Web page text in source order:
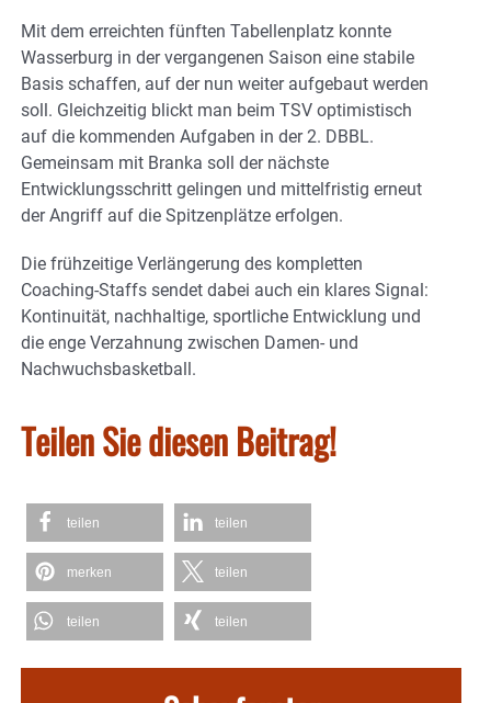
Mit dem erreichten fünften Tabellenplatz konnte
Wasserburg in der vergangenen Saison eine stabile
Basis schaffen, auf der nun weiter aufgebaut werden
soll. Gleichzeitig blickt man beim TSV optimistisch
auf die kommenden Aufgaben in der 2. DBBL.
Gemeinsam mit Branka soll der nächste
Entwicklungsschritt gelingen und mittelfristig erneut
der Angriff auf die Spitzenplätze erfolgen.
Die frühzeitige Verlängerung des kompletten
Coaching-Staffs sendet dabei auch ein klares Signal:
Kontinuität, nachhaltige, sportliche Entwicklung und
die enge Verzahnung zwischen Damen- und
Nachwuchsbasketball.
Teilen Sie diesen Beitrag!
teilen teilen
merken teilen
teilen teilen